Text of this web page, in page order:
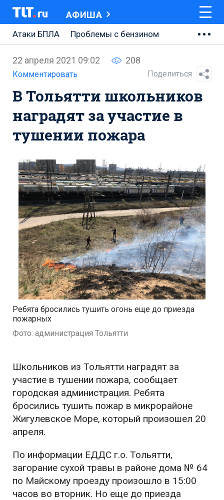
АФИША
Атаки БПЛА
Проблемы с бензином
Ремонт Центральной площади
Ремонт Обводного шоссе
Набережная Тольятти
Неделя Тольятти
22 апреля 2021 09:02 208
Комментировать Поделиться
В Тольятти школьников
наградят за участие в
тушении пожара
Ребята бросились тушить огонь еще до приезда
пожарных
Фото: администрация Тольятти
Школьников из Тольятти наградят за
участие в тушении пожара, сообщает
городская администрация. Ребята
бросились тушить пожар в микрорайоне
Жигулевское Море, который произошел 20
апреля.
По информации ЕДДС г.о. Тольятти,
загорание сухой травы в районе дома № 64
по Майскому проезду произошло в 15:00
часов во вторник. Но еще до приезда